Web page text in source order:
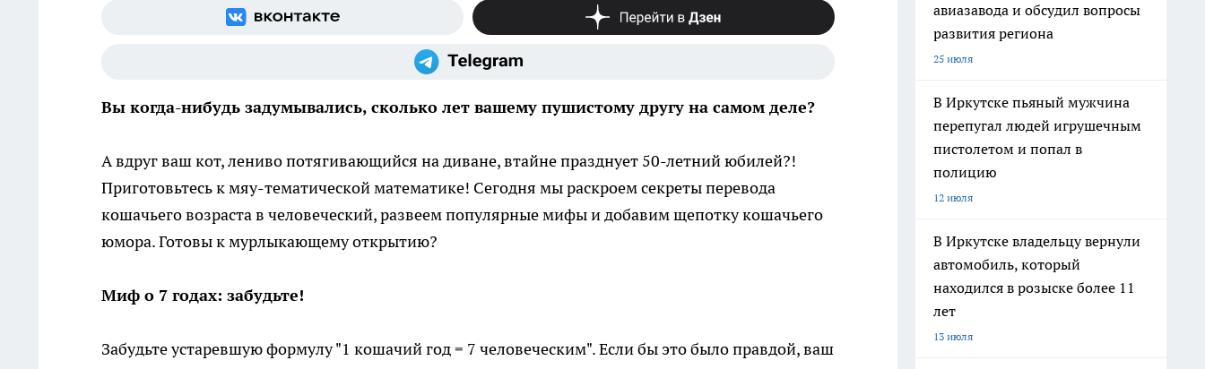
Вы когда-нибудь задумывались, сколько лет вашему пушистому другу на самом деле?
А вдруг ваш кот, лениво потягивающийся на диване, втайне празднует 50-летний юбилей?!
Приготовьтесь к мяу-тематической математике! Сегодня мы раскроем секреты перевода
кошачьего возраста в человеческий, развеем популярные мифы и добавим щепотку кошачьего
юмора. Готовы к мурлыкающему открытию?
Миф о 7 годах: забудьте!
Забудьте устаревшую формулу "1 кошачий год = 7 человеческим". Если бы это было правдой, ваш
авиазавода и обсудил вопросы
развития региона
25 июля
В Иркутске пьяный мужчина
перепугал людей игрушечным
пистолетом и попал в
полицию
12 июля
В Иркутске владельцу вернули
автомобиль, который
находился в розыске более 11
лет
13 июля